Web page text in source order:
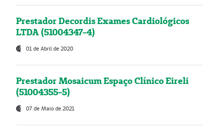
Prestador Decordis Exames Cardiológicos
LTDA (51004347-4)
01 de Abril de 2020
Prestador Mosaicum Espaço Clínico Eireli
(51004355-5)
07 de Maio de 2021